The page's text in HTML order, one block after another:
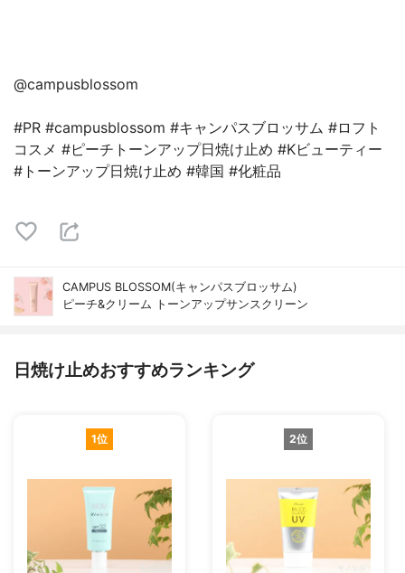
@campusblossom
#PR #campusblossom #キャンパスブロッサム #ロフト
コスメ #ピーチトーンアップ日焼け止め #Kビューティー
#トーンアップ日焼け止め #韓国 #化粧品
CAMPUS BLOSSOM(キャンパスブロッサム)
ピーチ&クリーム トーンアップサンスクリーン
日焼け止めおすすめランキング
1位 2位